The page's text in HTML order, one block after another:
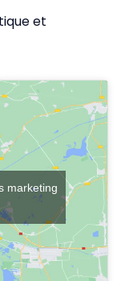
et
marketing